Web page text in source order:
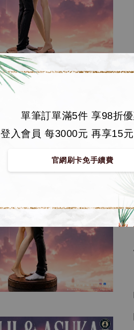
單筆訂單滿5件 享98折
登入會員 每3000元 再享15
官網刷卡免手續費